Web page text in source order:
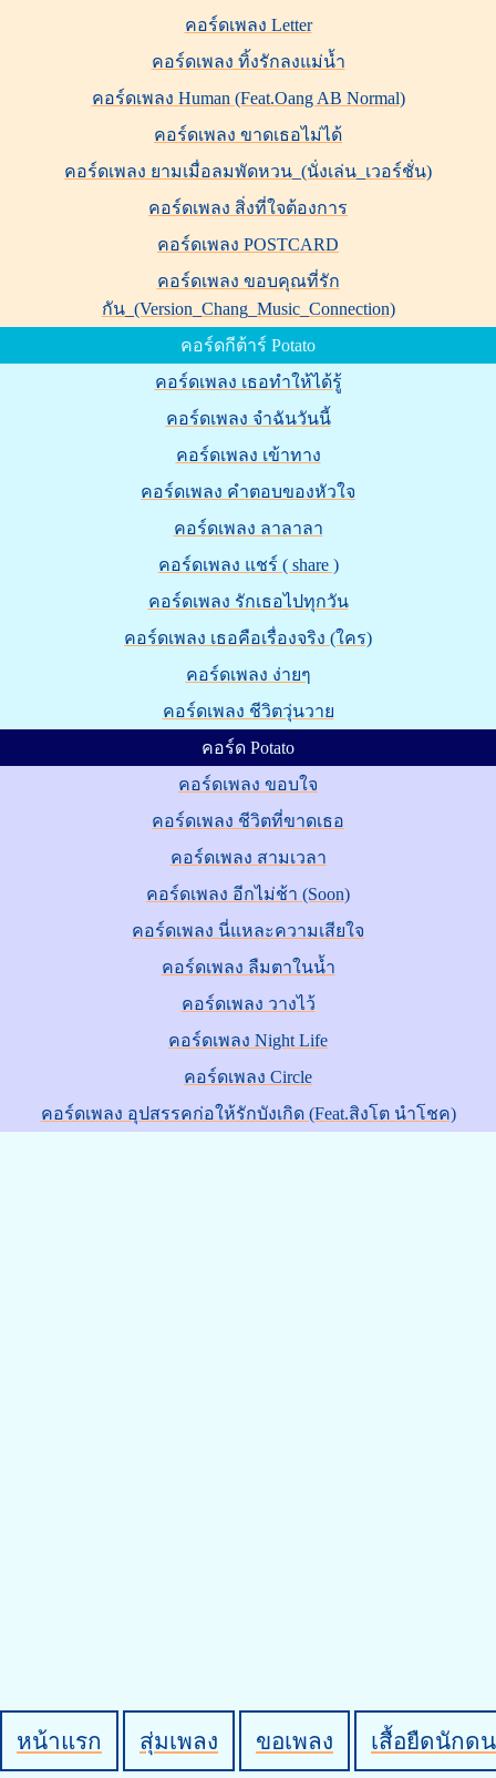
คอร์ดเพลง Letter
คอร์ดเพลง ทิ้งรักลงแม่น้ำ
คอร์ดเพลง Human (Feat.Oang AB Normal)
คอร์ดเพลง ขาดเธอไม่ได้
คอร์ดเพลง ยามเมื่อลมพัดหวน_(นั่งเล่น_เวอร์ชั่น)
คอร์ดเพลง สิ่งที่ใจต้องการ
คอร์ดเพลง POSTCARD
คอร์ดเพลง ขอบคุณที่รัก
กัน_(Version_Chang_Music_Connection)
คอร์ดกีต้าร์ Potato
คอร์ดเพลง เธอทำให้ได้รู้
คอร์ดเพลง จำฉันวันนี้
คอร์ดเพลง เข้าทาง
คอร์ดเพลง คำตอบของหัวใจ
คอร์ดเพลง ลาลาลา
คอร์ดเพลง แชร์ ( share )
คอร์ดเพลง รักเธอไปทุกวัน
คอร์ดเพลง เธอคือเรื่องจริง (ใคร)
คอร์ดเพลง ง่ายๆ
คอร์ดเพลง ชีวิตวุ่นวาย
คอร์ด Potato
คอร์ดเพลง ขอบใจ
คอร์ดเพลง ชีวิตที่ขาดเธอ
คอร์ดเพลง สามเวลา
คอร์ดเพลง อีกไม่ช้า (Soon)
คอร์ดเพลง นี่แหละความเสียใจ
คอร์ดเพลง ลืมตาในน้ำ
คอร์ดเพลง วางไว้
คอร์ดเพลง Night Life
คอร์ดเพลง Circle
คอร์ดเพลง อุปสรรคก่อให้รักบังเกิด (Feat.สิงโต นำโชค)
หน้าแรก สุ่มเพลง ขอเพลง เสื้อยืดนักด